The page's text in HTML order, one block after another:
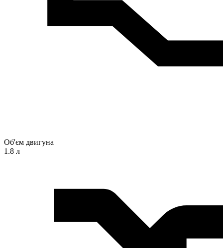
Об'єм двигуна
1.8 л